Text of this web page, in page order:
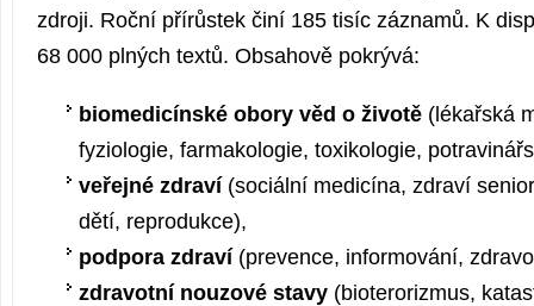
zdroji. Roční přírůstek činí 185 tisíc záznamů. K
68 000 plných textů. Obsahově pokrývá:
biomedicínské obory věd o životě(lékařská
fyziologie, farmakologie, toxikologie,
veřejné zdraví(sociální medicína, zdraví
dětí, reprodukce),
podpora zdraví(prevence, informování,
zdravotní nouzové stavy(bioterorizmus,